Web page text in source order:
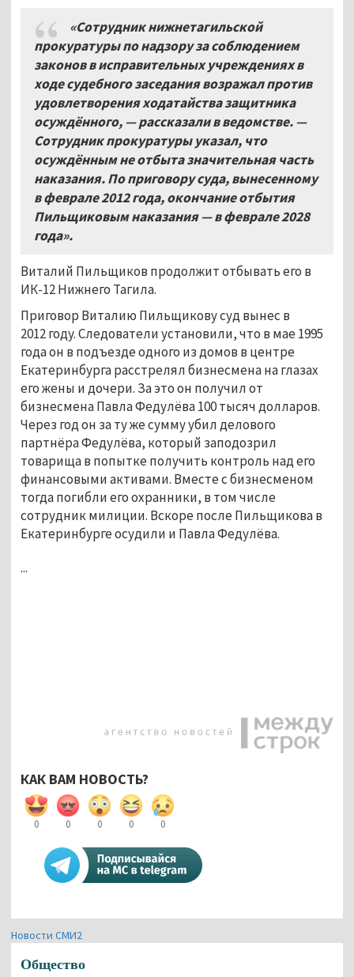
«Сотрудник нижнетагильской
прокуратуры по надзору за соблюдением
законов в исправительных учреждениях в
ходе судебного заседания возражал против
удовлетворения ходатайства защитника
осуждённого, — рассказали в ведомстве. —
Сотрудник прокуратуры указал, что
осуждённым не отбыта значительная часть
наказания. По приговору суда, вынесенному
в феврале 2012 года, окончание отбытия
Пильщиковым наказания — в феврале 2028
года».
Виталий Пильщиков продолжит отбывать его в
ИК-12 Нижнего Тагила.
Приговор Виталию Пильщикову суд вынес в
2012 году. Следователи установили, что в мае 1995
года он в подъезде одного из домов в центре
Екатеринбурга расстрелял бизнесмена на глазах
его жены и дочери. За это он получил от
бизнесмена Павла Федулёва 100 тысяч долларов.
Через год он за ту же сумму убил делового
партнёра Федулёва, который заподозрил
товарища в попытке получить контроль над его
финансовыми активами. Вместе с бизнесменом
тогда погибли его охранники, в том числе
сотрудник милиции. Вскоре после Пильщикова в
Екатеринбурге осудили и Павла Федулёва.
...
КАК ВАМ НОВОСТЬ?
0 0 0 0 0
Новости СМИ2
Общество